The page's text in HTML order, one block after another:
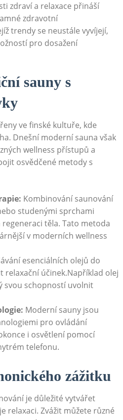
zdraví a relaxace přináší
zdravotní
trendy se neustále⁢ vyvíjejí,
pro dosažení
sauny s‌
ve finské kultuře, kde
Dnešní moderní⁣ sauna však
wellness přístupů a
osvědčené metody s⁣
Kombinování saunování ​
studenými sprchami
těla. Tato ​metoda
‌v moderních​ wellness
esenciálních olejů do
relaxační účinek.Například olej
svou schopností uvolnit
Moderní sauny jsou
pro ovládání
i osvětlení pomocí
telefonu.
zážitku
‍je důležité vytvářet
relaxaci. Zvážit můžete různé